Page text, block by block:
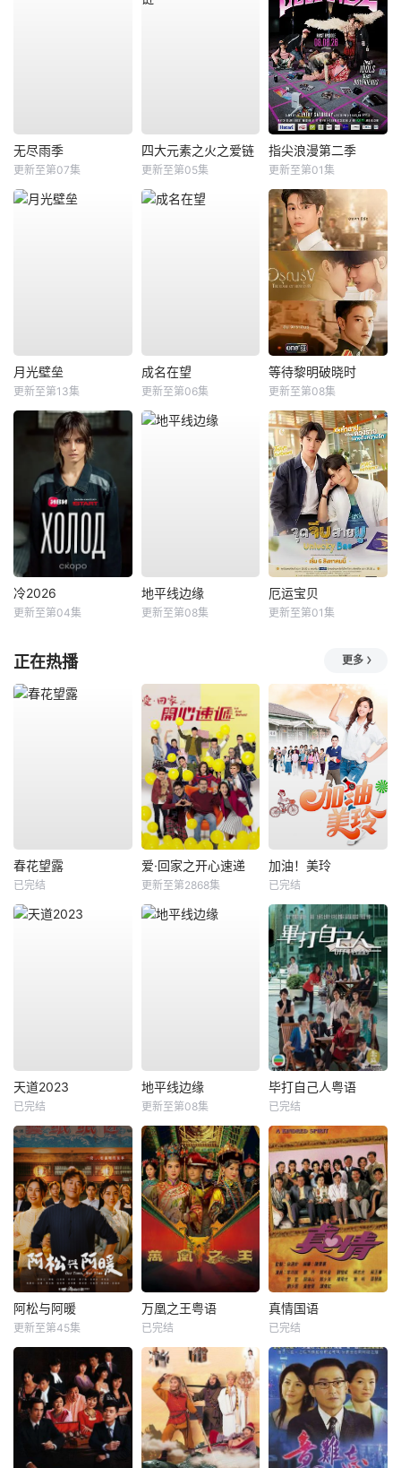
无尽雨季
更新至第07集
四大元素之火之爱链
更新至第05集
指尖浪漫第二季
更新至第01集
月光壁垒
更新至第13集
成名在望
更新至第06集
等待黎明破晓时
更新至第08集
冷2026
更新至第04集
地平线边缘
更新至第08集
厄运宝贝
更新至第01集
正在热播 更多
春花望露
已完结
爱·回家之开心速递
更新至第2868集
加油！美玲
已完结
天道2023
已完结
地平线边缘
更新至第08集
毕打自己人粤语
已完结
阿松与阿暖
更新至第45集
万凰之王粤语
已完结
真情国语
已完结